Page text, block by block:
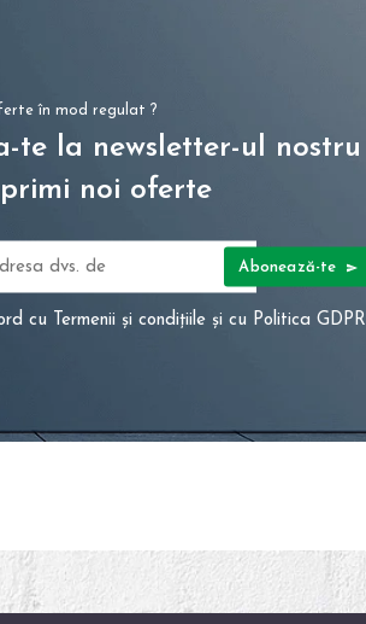
în mod regulat ?
te la newsletter-ul nostru
noi oferte
Abonează-te
cu Termenii și condițiile și cu Politica GDPR